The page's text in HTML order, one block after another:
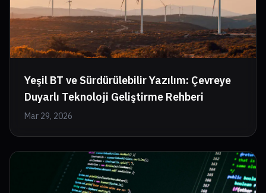
Yeşil BT ve Sürdürülebilir Yazılım: Çevreye
Duyarlı Teknoloji Geliştirme Rehberi
Mar 29, 2026